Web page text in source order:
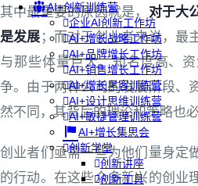
AI+创新训练营
企业AI创新工作坊
AI+增长战略工作坊
AI+品牌增长工作坊
AI+销售增长工作坊
AI+增长黑客训练营
AI+设计思维训练营
AI+敏捷管理训练营
AI+增长集思会
创新学堂
创新讲座
创新工具
其中最重要的原因就是， 对于大
是发展 ；而对于创业者来说，最
与那些体量巨大、知名度高、
争。由于两种公司的发展阶段、
然不同，其背后的理论和策略也
创业者们亟需一些为他们量身定
的行动。在这些众多新兴的创业